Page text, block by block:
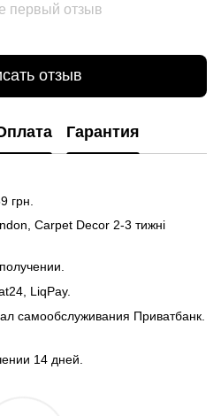
первый отзыв
отзыв
Гарантия
грн.
Carpet Decor 2-3 тижні
LiqPay.
самообслуживания Приватбанк.
14 дней.